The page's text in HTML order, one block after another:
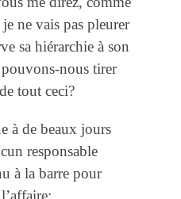
ne vais pas pleurer
sa hiérarchie à son
nous tirer
tout ceci?
à de beaux jours
responsable
à la barre pour